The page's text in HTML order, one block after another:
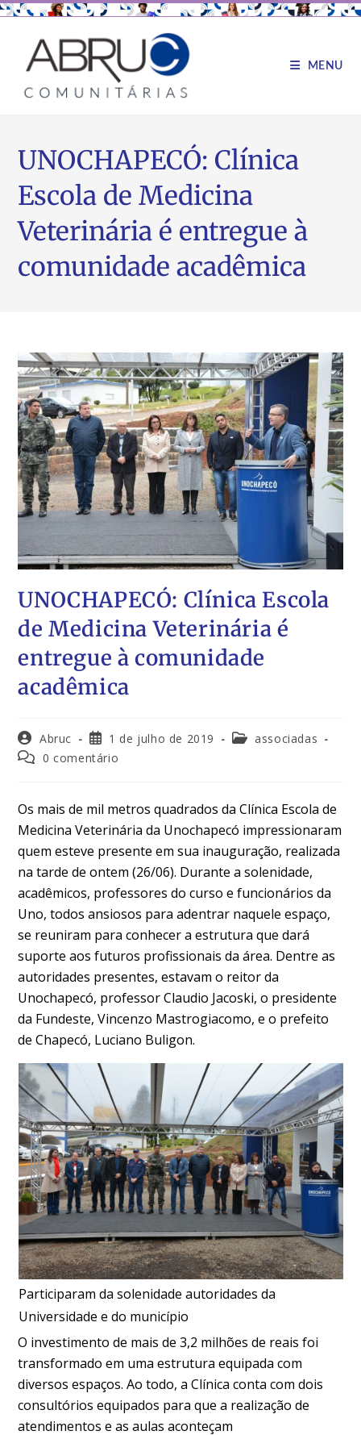
MENU
UNOCHAPECÓ: Clínica
Escola de Medicina
Veterinária é entregue à
comunidade acadêmica
UNOCHAPECÓ: Clínica Escola
de Medicina Veterinária é
entregue à comunidade
acadêmica
Abruc 1 de julho de 2019
associadas
0 comentário
Os mais de mil metros quadrados da Clínica Escola de
Medicina Veterinária da Unochapecó impressionaram
quem esteve presente em sua inauguração, realizada
na tarde de ontem (26/06). Durante a solenidade,
acadêmicos, professores do curso e funcionários da
Uno, todos ansiosos para adentrar naquele espaço,
se reuniram para conhecer a estrutura que dará
suporte aos futuros profissionais da área. Dentre as
autoridades presentes, estavam o reitor da
Unochapecó, professor Claudio Jacoski, o presidente
da Fundeste, Vincenzo Mastrogiacomo, e o prefeito
de Chapecó, Luciano Buligon.
Participaram da solenidade autoridades da
Universidade e do município
O investimento de mais de 3,2 milhões de reais foi
transformado em uma estrutura equipada com
diversos espaços. Ao todo, a Clínica conta com dois
consultórios equipados para que a realização de
atendimentos e as aulas aconteçam